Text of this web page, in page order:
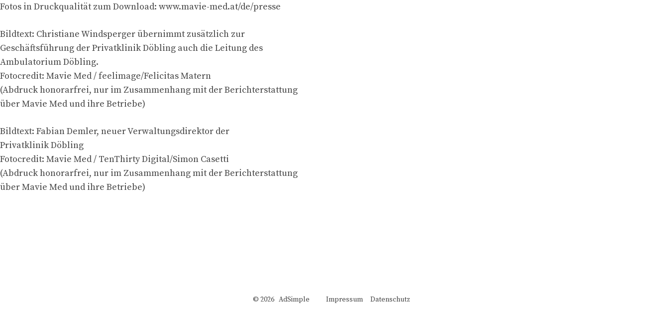
Fotos in Druckqualität zum Download: www.mavie-med.at/de/presse
Bildtext: Christiane Windsperger übernimmt zusätzlich zur
Geschäftsführung der Privatklinik Döbling auch die Leitung des
Ambulatorium Döbling.
Fotocredit: Mavie Med / feelimage/Felicitas Matern
(Abdruck honorarfrei, nur im Zusammenhang mit der Berichterstattung
über Mavie Med und ihre Betriebe)
Bildtext: Fabian Demler, neuer Verwaltungsdirektor der
Privatklinik Döbling
Fotocredit: Mavie Med / TenThirty Digital/Simon Casetti
(Abdruck honorarfrei, nur im Zusammenhang mit der Berichterstattung
über Mavie Med und ihre Betriebe)
© 2026 AdSimple Impressum Datenschutz